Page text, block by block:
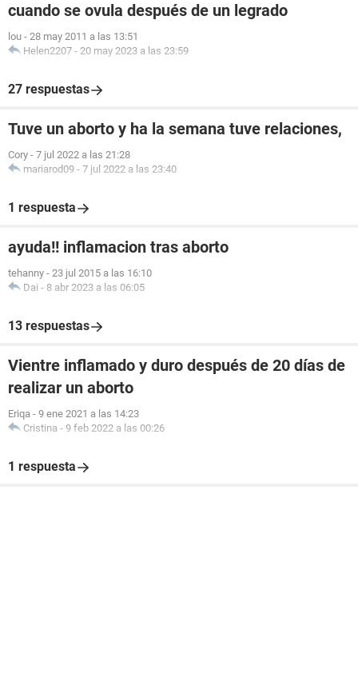
cuando se ovula después de un legrado
lou - 28 may 2011 a las 13:51
Helen2207 - 20 may 2023 a las 23:59
27 respuestas
Tuve un aborto y ha la semana tuve relaciones,
Cory - 7 jul 2022 a las 21:28
mariarod09 - 7 jul 2022 a las 23:40
1 respuesta
ayuda!! inflamacion tras aborto
tehanny - 23 jul 2015 a las 16:10
Dai - 8 abr 2023 a las 06:05
13 respuestas
Vientre inflamado y duro después de 20 días de
realizar un aborto
Eriqa - 9 ene 2021 a las 14:23
Cristina - 9 feb 2022 a las 00:26
1 respuesta